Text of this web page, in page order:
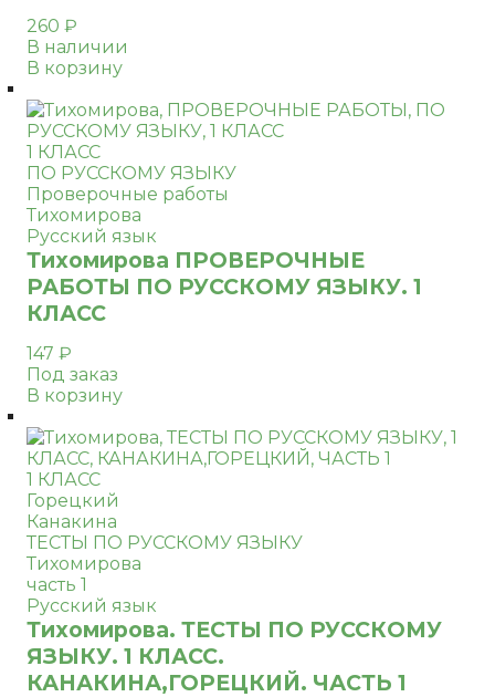
260 ₽
В наличии
В корзину
1 КЛАСС
ПО РУССКОМУ ЯЗЫКУ
Проверочные работы
Тихомирова
Русский язык
Тихомирова ПРОВЕРОЧНЫЕ
РАБОТЫ ПО РУССКОМУ ЯЗЫКУ. 1
КЛАСС
147 ₽
Под заказ
В корзину
1 КЛАСС
Горецкий
Канакина
ТЕСТЫ ПО РУССКОМУ ЯЗЫКУ
Тихомирова
часть 1
Русский язык
Тихомирова. ТЕСТЫ ПО РУССКОМУ
ЯЗЫКУ. 1 КЛАСС.
КАНАКИНА,ГОРЕЦКИЙ. ЧАСТЬ 1